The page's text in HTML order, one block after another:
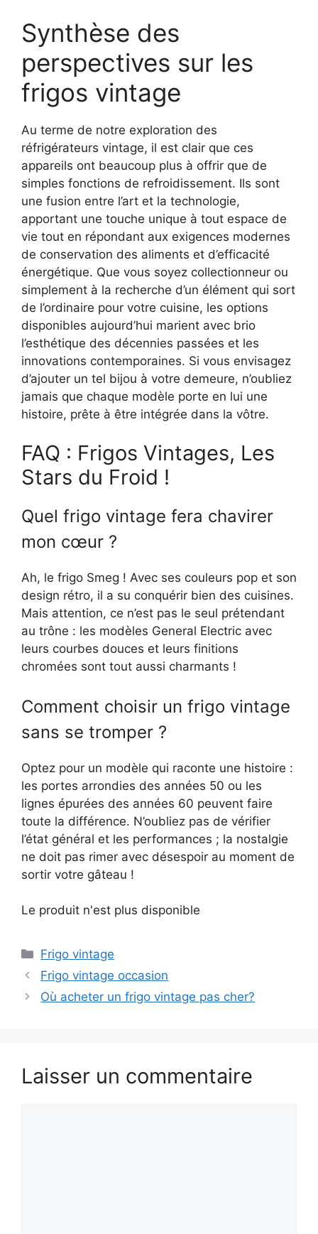
Synthèse des
perspectives sur les
frigos vintage
Au terme de notre exploration des
réfrigérateurs vintage, il est clair que ces
appareils ont beaucoup plus à offrir que de
simples fonctions de refroidissement. Ils sont
une fusion entre l’art et la technologie,
apportant une touche unique à tout espace de
vie tout en répondant aux exigences modernes
de conservation des aliments et d’efficacité
énergétique. Que vous soyez collectionneur ou
simplement à la recherche d’un élément qui sort
de l’ordinaire pour votre cuisine, les options
disponibles aujourd’hui marient avec brio
l’esthétique des décennies passées et les
innovations contemporaines. Si vous envisagez
d’ajouter un tel bijou à votre demeure, n’oubliez
jamais que chaque modèle porte en lui une
histoire, prête à être intégrée dans la vôtre.
FAQ : Frigos Vintages, Les
Stars du Froid !
Quel frigo vintage fera chavirer
mon cœur ?
Ah, le frigo Smeg ! Avec ses couleurs pop et son
design rétro, il a su conquérir bien des cuisines.
Mais attention, ce n’est pas le seul prétendant
au trône : les modèles General Electric avec
leurs courbes douces et leurs finitions
chromées sont tout aussi charmants !
Comment choisir un frigo vintage
sans se tromper ?
Optez pour un modèle qui raconte une histoire :
les portes arrondies des années 50 ou les
lignes épurées des années 60 peuvent faire
toute la différence. N’oubliez pas de vérifier
l’état général et les performances ; la nostalgie
ne doit pas rimer avec désespoir au moment de
sortir votre gâteau !
Le produit n'est plus disponible
Catégories
Frigo vintage
Frigo vintage occasion
Où acheter un frigo vintage pas cher?
Laisser un commentaire